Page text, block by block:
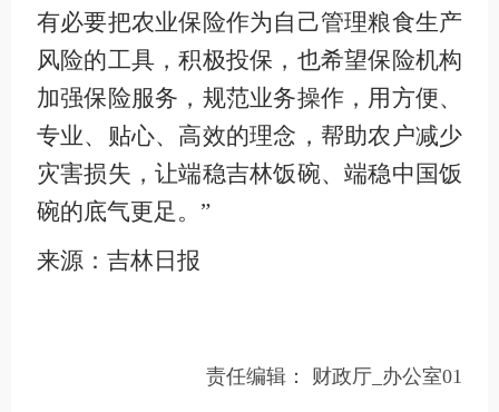
有必要把农业保险作为自己管理粮食生产
风险的工具，积极投保，也希望保险机构
加强保险服务，规范业务操作，用方便、
专业、贴心、高效的理念，帮助农户减少
灾害损失，让端稳吉林饭碗、端稳中国饭
碗的底气更足。”
来源：吉林日报
责任编辑： 财政厅_办公室01